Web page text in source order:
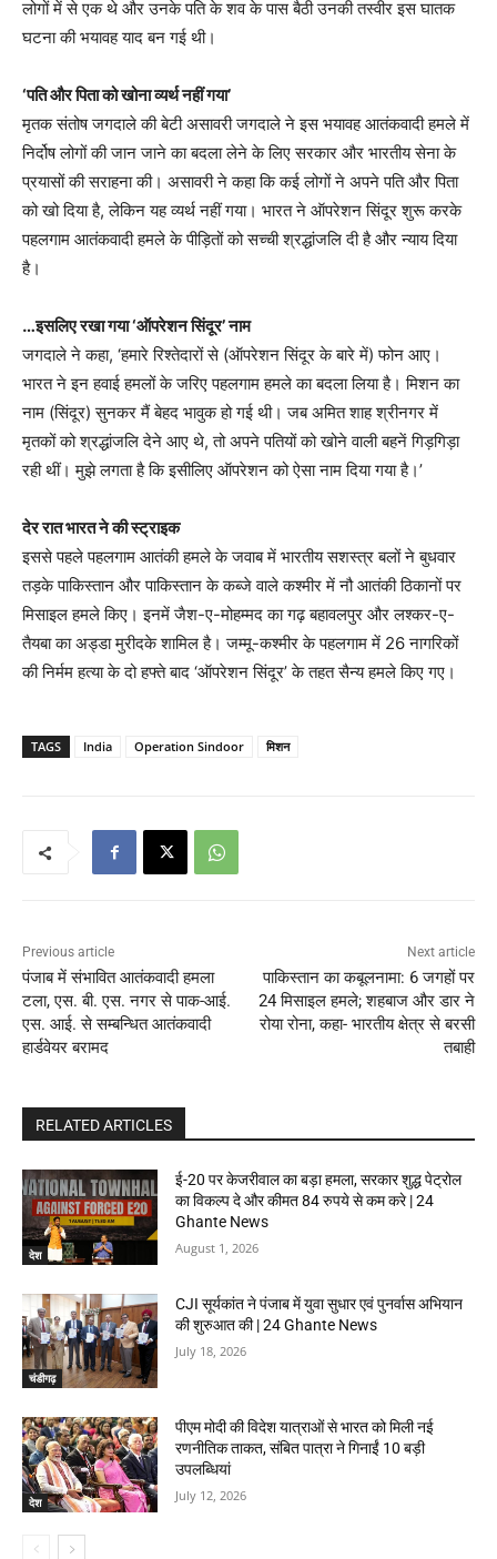
लोगों में से एक थे और उनके पति के शव के पास बैठी उनकी तस्वीर इस घातक
घटना की भयावह याद बन गई थी।
‘पति और पिता को खोना व्यर्थ नहीं गया’
मृतक संतोष जगदाले की बेटी असावरी जगदाले ने इस भयावह आतंकवादी हमले में
निर्दोष लोगों की जान जाने का बदला लेने के लिए सरकार और भारतीय सेना के
प्रयासों की सराहना की। असावरी ने कहा कि कई लोगों ने अपने पति और पिता
को खो दिया है, लेकिन यह व्यर्थ नहीं गया। भारत ने ऑपरेशन सिंदूर शुरू करके
पहलगाम आतंकवादी हमले के पीड़ितों को सच्ची श्रद्धांजलि दी है और न्याय दिया
है।
…इसलिए रखा गया ‘ऑपरेशन सिंदूर’ नाम
जगदाले ने कहा, ‘हमारे रिश्तेदारों से (ऑपरेशन सिंदूर के बारे में) फोन आए।
भारत ने इन हवाई हमलों के जरिए पहलगाम हमले का बदला लिया है। मिशन का
नाम (सिंदूर) सुनकर मैं बेहद भावुक हो गई थी। जब अमित शाह श्रीनगर में
मृतकों को श्रद्धांजलि देने आए थे, तो अपने पतियों को खोने वाली बहनें गिड़गिड़ा
रही थीं। मुझे लगता है कि इसीलिए ऑपरेशन को ऐसा नाम दिया गया है।’
देर रात भारत ने की स्ट्राइक
इससे पहले पहलगाम आतंकी हमले के जवाब में भारतीय सशस्त्र बलों ने बुधवार
तड़के पाकिस्तान और पाकिस्तान के कब्जे वाले कश्मीर में नौ आतंकी ठिकानों पर
मिसाइल हमले किए। इनमें जैश-ए-मोहम्मद का गढ़ बहावलपुर और लश्कर-ए-
तैयबा का अड्डा मुरीदके शामिल है। जम्मू-कश्मीर के पहलगाम में 26 नागरिकों
की निर्मम हत्या के दो हफ्ते बाद ‘ऑपरेशन सिंदूर’ के तहत सैन्य हमले किए गए।
TAGS India Operation Sindoor मिशन
Previous article
पंजाब में संभावित आतंकवादी हमला
टला, एस. बी. एस. नगर से पाक-आई.
एस. आई. से सम्बन्धित आतंकवादी
हार्डवेयर बरामद
Next article
पाकिस्तान का कबूलनामा: 6 जगहों पर
24 मिसाइल हमले; शहबाज और डार ने
रोया रोना, कहा- भारतीय क्षेत्र से बरसी
तबाही
RELATED ARTICLES
देश
ई-20 पर केजरीवाल का बड़ा हमला, सरकार शुद्ध पेट्रोल
का विकल्प दे और कीमत 84 रुपये से कम करे | 24
Ghante News
August 1, 2026
चंडीगढ़
CJI सूर्यकांत ने पंजाब में युवा सुधार एवं पुनर्वास अभियान
की शुरुआत की | 24 Ghante News
July 18, 2026
देश
पीएम मोदी की विदेश यात्राओं से भारत को मिली नई
रणनीतिक ताकत, संबित पात्रा ने गिनाईं 10 बड़ी
उपलब्धियां
July 12, 2026